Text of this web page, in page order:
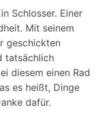
Schlosser. Einer
Mit seinem
geschickten
tatsächlich
diesem einen Rad
es heißt, Dinge
dafür.